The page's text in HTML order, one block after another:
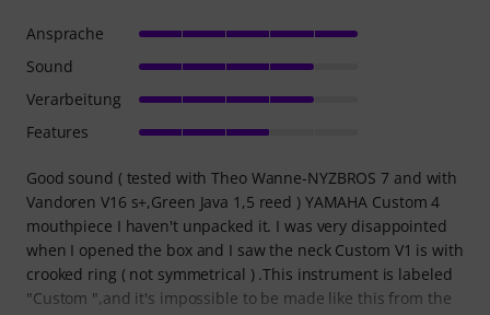
Good sound ( tested with Theo Wanne-NYZBROS 7 and with
Vandoren V16 s+,Green Java 1,5 reed ) YAMAHA Custom 4
mouthpiece I haven't unpacked it. I was very disappointed
when I opened the box and I saw the neck Custom V1 is with
crooked ring ( not symmetrical ) .This instrument is labeled
"Custom ",and it's impossible to be made like this from the
Ansprache
Sound
Verarbeitung
Features